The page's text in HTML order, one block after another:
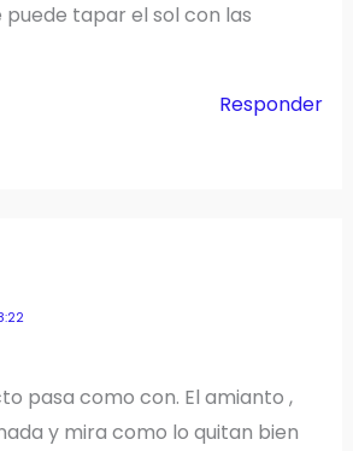
puede tapar el sol con las
Responder
pasa como con. El amianto ,
y mira como lo quitan bien